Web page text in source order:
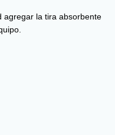
agregar la tira absorbente